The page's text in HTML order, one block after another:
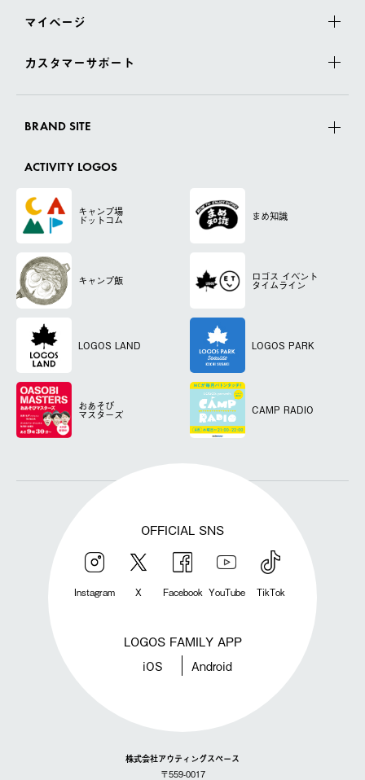
マイページ
カスタマーサポート
BRAND SITE
ACTIVITY LOGOS
キャンプ場
ドットコム まめ知識
キャンプ飯 ロゴス イベント
タイムライン
LOGOS LAND LOGOS PARK
おあそび
マスターズ CAMP RADIO
OFFICIAL SNS
Instagram X Facebook YouTube TikTok
LOGOS FAMILY APP
iOS Android
株式会社アウティングスペース
〒559-0017